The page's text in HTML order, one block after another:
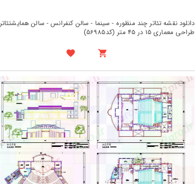
دانلود نقشه تئاتر چند منظوره - سینما - سالن کنفرانس - سالن همایشتئاتر
طراحی معماری 15 در 45 متر (کد56985)